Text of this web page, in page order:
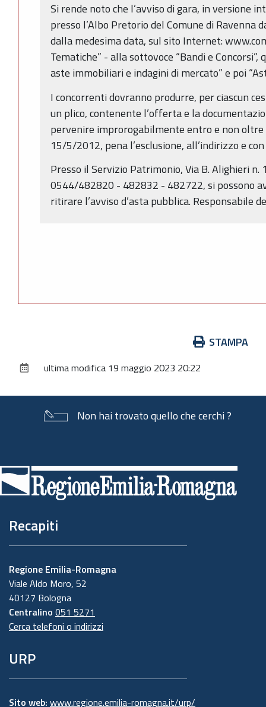
Si rende noto che l’avviso di gara, in versione
presso l’Albo Pretorio del Comune di Ravenna
dalla medesima data, sul sito Internet:
Tematiche” - alla sottovoce “Bandi e
aste immobiliari e indagini di mercato” e poi
I concorrenti dovranno produrre, per ciascun
un plico, contenente l’offerta e la
pervenire improrogabilmente entro e non oltre
15/5/2012, pena l’esclusione, all’indirizzo e
Presso il Servizio Patrimonio, Via B. Alighieri n.
0544/482820 - 482832 - 482722, si possono
ritirare l’avviso d’asta pubblica. Responsabile
documento
STAMPA
ultima modifica 19 maggio 2023 20:22
Non hai trovato quello che cerchi ?
di
pagina
Recapiti
Regione Emilia-Romagna
Viale Aldo Moro, 52
40127 Bologna
Centralino 051 5271
Cerca telefoni o indirizzi
URP
Sito web: www.regione.emilia-romagna.it/urp/